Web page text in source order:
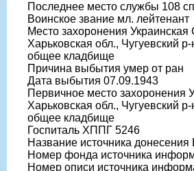
Последнее место службы 108 сп
Воинское звание мл. лейтенант
Место захоронения Украинская
Харьковская обл., Чугуевский р-
общее кладбище
Причина выбытия умер от ран
Дата выбытия 07.09.1943
Первичное место захоронения
Харьковская обл., Чугуевский р-
общее кладбище
Госпиталь ХППГ 5246
Название источника
Номер фонда источника
Номер описи источника